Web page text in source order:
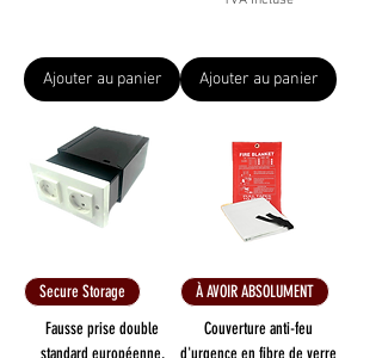
Ajouter au panier Ajouter au panier
Secure Storage
Fausse prise double
standard européenne,
À AVOIR ABSOLUMENT
Couverture anti-feu
d'urgence en fibre de verre